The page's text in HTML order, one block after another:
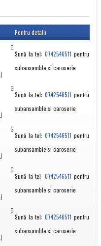
Pentru detalii
G
Sună la tel:0742546511 pentru
subansamble si caroserie
G
Sună la tel:0742546511 pentru
subansamble si caroserie
G
Sună la tel:0742546511 pentru
subansamble si caroserie
G
Sună la tel:0742546511 pentru
subansamble si caroserie
G
Sună la tel:0742546511 pentru
subansamble si caroserie